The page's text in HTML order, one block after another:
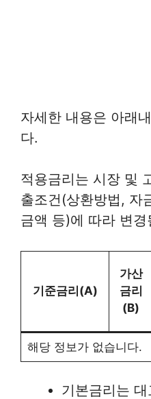
자세한 내용은 아래
다.
적용금리는 시장 및
출조건(상환방법, 자
금액 등)에 따라 변
기준금리(A)
가산
금리
(B)
해당 정보가 없습니다.
기본금리는